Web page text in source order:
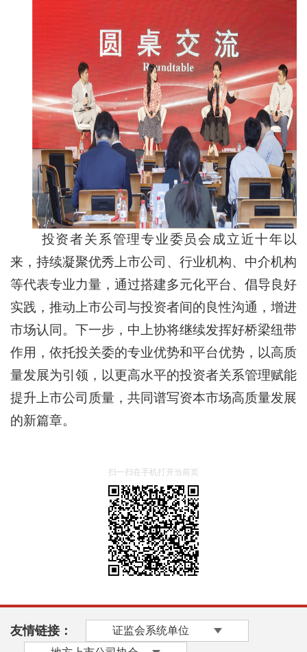
投资者关系管理专业委员会成立近十年以
来，持续凝聚优秀上市公司、行业机构、中介机构
等代表专业力量，通过搭建多元化平台、倡导良好
实践，推动上市公司与投资者间的良性沟通，增进
市场认同。下一步，中上协将继续发挥好桥梁纽带
作用，依托投关委的专业优势和平台优势，以高质
量发展为引领，以更高水平的投资者关系管理赋能
提升上市公司质量，共同谱写资本市场高质量发展
的新篇章。
扫一扫在手机打开当前页
友情链接：
证监会系统单位